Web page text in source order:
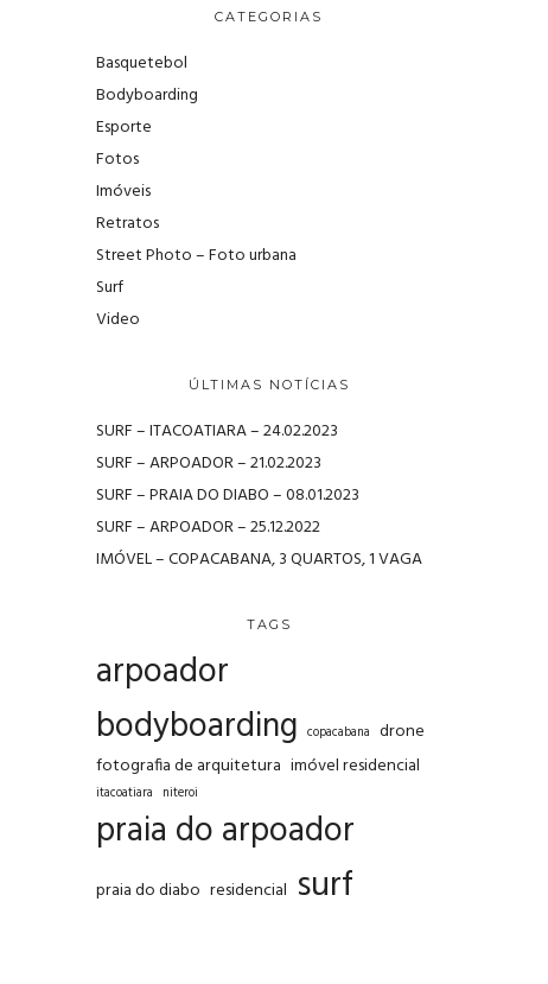
CATEGORIAS
Basquetebol
Bodyboarding
Esporte
Fotos
Imóveis
Retratos
Street Photo – Foto urbana
Surf
Video
ÚLTIMAS NOTÍCIAS
SURF – ITACOATIARA – 24.02.2023
SURF – ARPOADOR – 21.02.2023
SURF – PRAIA DO DIABO – 08.01.2023
SURF – ARPOADOR – 25.12.2022
IMÓVEL – COPACABANA, 3 QUARTOS, 1 VAGA
TAGS
arpoador
bodyboarding copacabana drone
fotografia de arquitetura imóvel residencial
itacoatiara niteroi
praia do arpoador
praia do diabo residencial surf